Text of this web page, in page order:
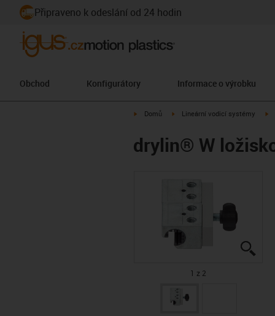
Připraveno k odeslání od 24 hodin
Obchod Konfigurátory Informace o výrobku
igus-icon-arrow-right
Domů igus-icon-arrow-right
Lineární vodicí systémy
drylin® W
1 z 2